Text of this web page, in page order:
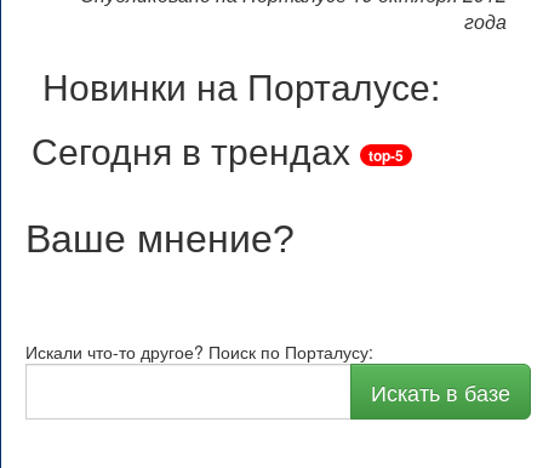
года
Новинки на Порталусе:
Сегодня в трендах
top-5
Ваше мнение?
Искали что-то другое? Поиск по Порталусу:
Искать в базе